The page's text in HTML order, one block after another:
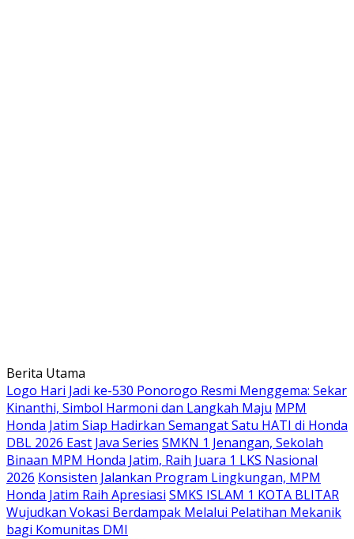
Langsung
ke
konten
Berita Utama
Logo Hari Jadi ke-530 Ponorogo Resmi Menggema: Sekar
Kinanthi, Simbol Harmoni dan Langkah Maju MPM
Honda Jatim Siap Hadirkan Semangat Satu HATI di Honda
DBL 2026 East Java Series SMKN 1 Jenangan, Sekolah
Binaan MPM Honda Jatim, Raih Juara 1 LKS Nasional
2026 Konsisten Jalankan Program Lingkungan, MPM
Honda Jatim Raih Apresiasi SMKS ISLAM 1 KOTA BLITAR
Wujudkan Vokasi Berdampak Melalui Pelatihan Mekanik
bagi Komunitas DMI